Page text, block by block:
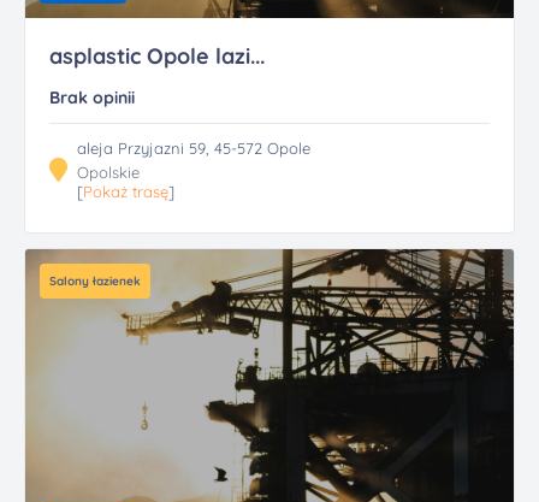
asplastic Opole lazi...
Brak opinii
aleja Przyjazni 59, 45-572 Opole
Opolskie
[Pokaż trasę]
Salony łazienek